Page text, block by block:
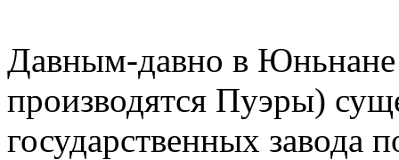
Давным-давно в Юньнане
производятся Пуэры)
государственных завода